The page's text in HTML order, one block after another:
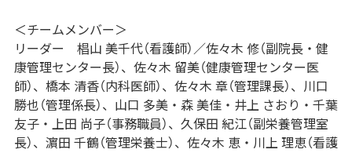
＜チームメンバー＞
リーダー 椙山 美千代（看護師）／佐々木 修（副院長・健
康管理センター長）、佐々木 留美（健康管理センター医
師）、橋本 清香（内科医師）、佐々木 章（管理課長）、川口
勝也（管理係長）、山口 多美・森 美佳・井上 さおり・千葉
友子・上田 尚子（事務職員）、久保田 紀江（副栄養管理室
長）、濵田 千鶴（管理栄養士）、佐々木 恵・川上 理恵（看護